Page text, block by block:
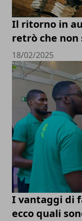
Il ritorno in
retrò che
18/02/2025
I vantaggi di
ecco quali